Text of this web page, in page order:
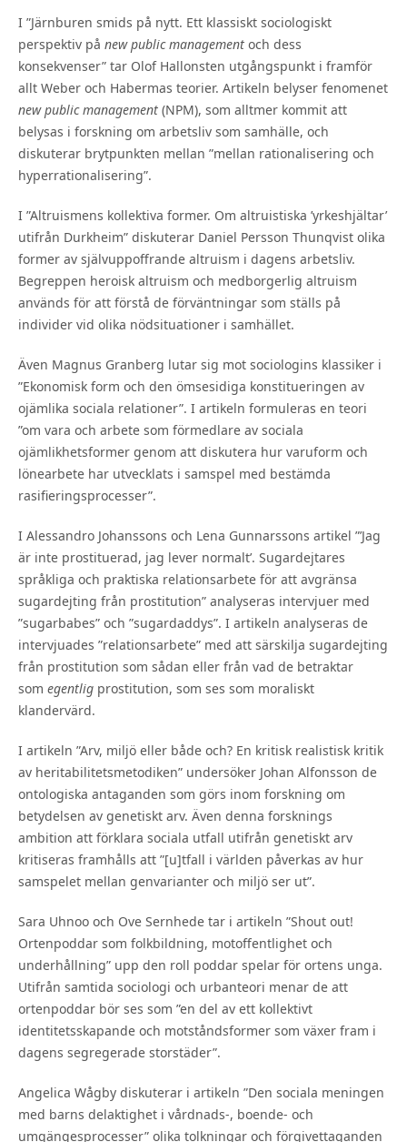
I ”Järnburen smids på nytt. Ett klassiskt sociologiskt
perspektiv på new public managementoch dess
konsekvenser” tar Olof Hallonsten utgångspunkt i framför
allt Weber och Habermas teorier. Artikeln belyser fenomenet
new public management(NPM), som alltmer kommit att
belysas i forskning om arbetsliv som samhälle, och
diskuterar brytpunkten mellan ”mellan rationalisering och
hyperrationalisering”.
I ”Altruismens kollektiva former. Om altruistiska ’yrkeshjältar’
utifrån Durkheim” diskuterar Daniel Persson Thunqvist olika
former av självuppoffrande altruism i dagens arbetsliv.
Begreppen heroisk altruism och medborgerlig altruism
används för att förstå de förväntningar som ställs på
individer vid olika nödsituationer i samhället.
Även Magnus Granberg lutar sig mot sociologins klassiker i
”Ekonomisk form och den ömsesidiga konstitueringen av
ojämlika sociala relationer”. I artikeln formuleras en teori
”om vara och arbete som förmedlare av sociala
ojämlikhetsformer genom att diskutera hur varuform och
lönearbete har utvecklats i samspel med bestämda
rasifieringsprocesser”.
I Alessandro Johanssons och Lena Gunnarssons artikel ”’Jag
är inte prostituerad, jag lever normalt’. Sugardejtares
språkliga och praktiska relationsarbete för att avgränsa
sugardejting från prostitution” analyseras intervjuer med
”sugarbabes” och ”sugardaddys”. I artikeln analyseras de
intervjuades ”relationsarbete” med att särskilja sugardejting
från prostitution som sådan eller från vad de betraktar
som egentligprostitution, som ses som moraliskt
klandervärd.
I artikeln ”Arv, miljö eller både och? En kritisk realistisk kritik
av heritabilitetsmetodiken” undersöker Johan Alfonsson de
ontologiska antaganden som görs inom forskning om
betydelsen av genetiskt arv. Även denna forsknings
ambition att förklara sociala utfall utifrån genetiskt arv
kritiseras framhålls att ”[u]tfall i världen påverkas av hur
samspelet mellan genvarianter och miljö ser ut”.
Sara Uhnoo och Ove Sernhede tar i artikeln ”Shout out!
Ortenpoddar som folkbildning, motoffentlighet och
underhållning” upp den roll poddar spelar för ortens unga.
Utifrån samtida sociologi och urbanteori menar de att
ortenpoddar bör ses som ”en del av ett kollektivt
identitetsskapande och motståndsformer som växer fram i
dagens segregerade storstäder”.
Angelica Wågby diskuterar i artikeln ”Den sociala meningen
med barns delaktighet i vårdnads-, boende- och
umgängesprocesser” olika tolkningar och förgivettaganden